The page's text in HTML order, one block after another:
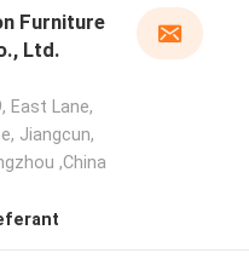
Furniture
Ltd.
East Lane,
Jiangcun,
,China